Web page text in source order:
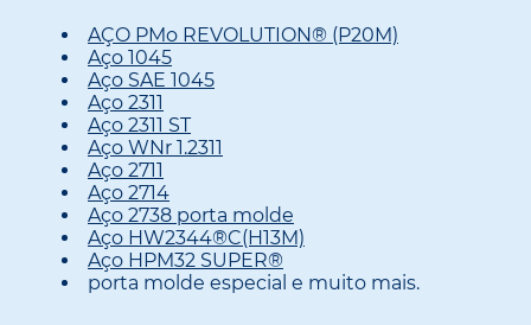
AÇO PMo REVOLUTION® (P20M)
Aço 1045
Aço SAE 1045
Aço 2311
Aço 2311 ST
Aço WNr 1.2311
Aço 2711
Aço 2714
Aço 2738 porta molde
Aço HW2344®C(H13M)
Aço HPM32 SUPER®
porta molde especial e muito mais.